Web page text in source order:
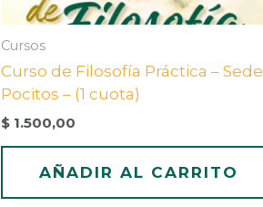
Cursos
Curso de Filosofía Práctica – Sede
Pocitos – (1 cuota)
$ 1.500,00
AÑADIR AL CARRITO